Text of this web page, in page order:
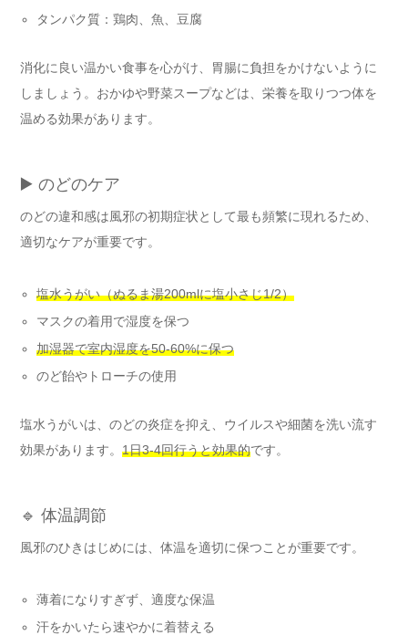
タンパク質：鶏肉、魚、豆腐
消化に良い温かい食事を心がけ、胃腸に負担をかけないように
しましょう。おかゆや野菜スープなどは、栄養を取りつつ体を
温める効果があります。
▶️ のどのケア
のどの違和感は風邪の初期症状として最も頻繁に現れるため、
適切なケアが重要です。
塩水うがい（ぬるま湯200mlに塩小さじ1/2）
マスクの着用で湿度を保つ
加湿器で室内湿度を50-60%に保つ
のど飴やトローチの使用
塩水うがいは、のどの炎症を抑え、ウイルスや細菌を洗い流す
効果があります。 1日3-4回行うと効果的です。
🔹 体温調節
風邪のひきはじめには、体温を適切に保つことが重要です。
薄着になりすぎず、適度な保温
汗をかいたら速やかに着替える